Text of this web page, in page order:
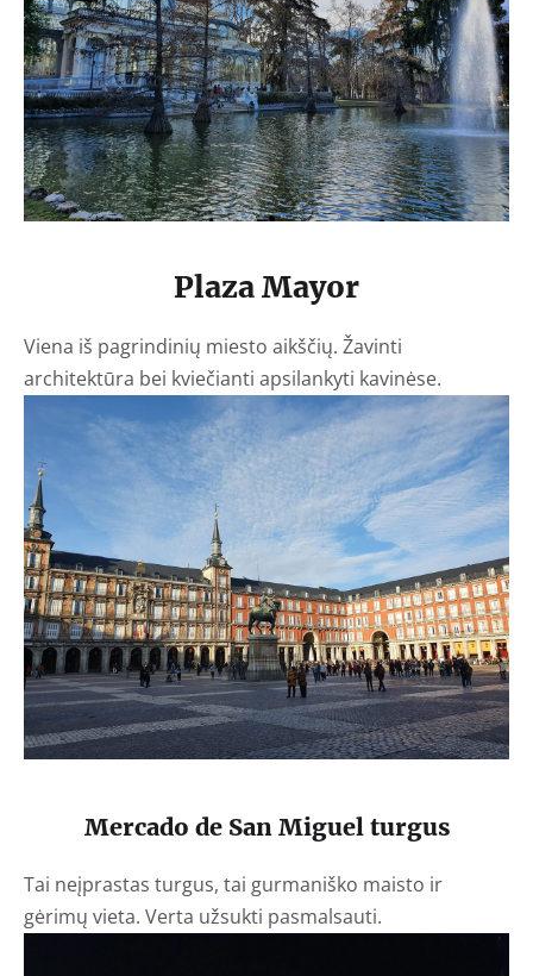
Plaza Mayor
Viena iš pagrindinių miesto aikščių. Žavinti
architektūra bei kviečianti apsilankyti kavinėse.
Mercado de San Miguel turgus
Tai neįprastas turgus, tai gurmaniško maisto ir
gėrimų vieta. Verta užsukti pasmalsauti.